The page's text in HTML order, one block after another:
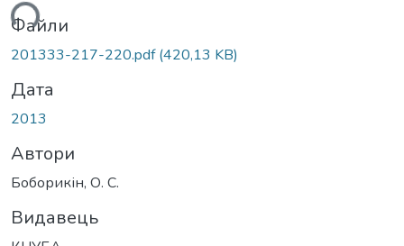
Файли
201333-217-220.pdf(420,13 KB)
Дата
2013
Автори
Боборикін, О. С.
Видавець